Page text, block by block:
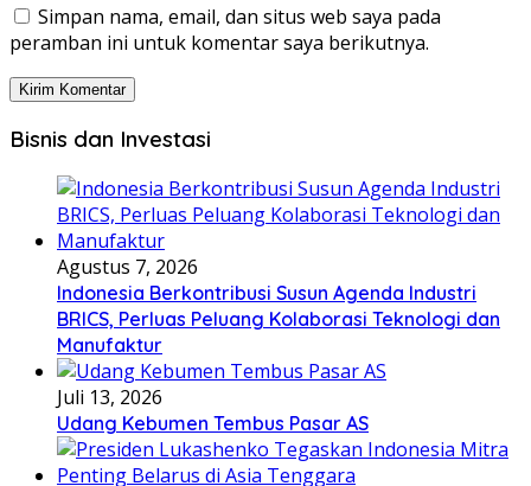
Simpan nama, email, dan situs web saya pada
peramban ini untuk komentar saya berikutnya.
Bisnis dan Investasi
Agustus 7, 2026
Indonesia Berkontribusi Susun Agenda Industri
BRICS, Perluas Peluang Kolaborasi Teknologi dan
Manufaktur
Juli 13, 2026
Udang Kebumen Tembus Pasar AS